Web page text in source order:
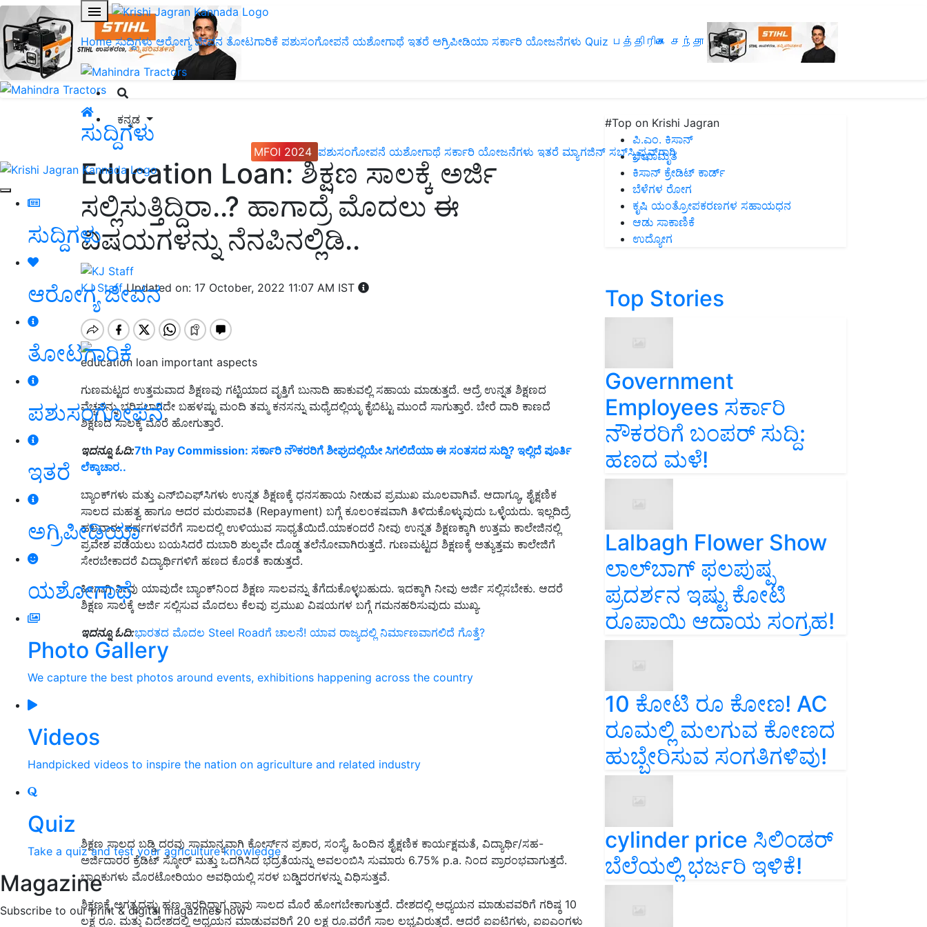
Home ಸುದ್ದಿಗಳು ಆರೋಗ್ಯ ಜೀವನ ತೋಟಗಾರಿಕೆ ಪಶುಸಂಗೋಪನೆ ಯಶೋಗಾಥೆ ಇತರೆ ಅಗ್ರಿಪೀಡಿಯಾ ಸರ್ಕಾರಿ ಯೋಜನೆಗಳು Quiz பத்திரிகை சந்தா
ಕನ್ನಡ
MFOI 2024 ಪಶುಸಂಗೋಪನೆ ಯಶೋಗಾಥೆ ಸರ್ಕಾರಿ ಯೋಜನೆಗಳು ಇತರೆ ಮ್ಯಾಗಜಿನ್‌ ಸಬ್‌ಸ್ಕ್ರಿಪ್ಷನ್‌ಗಾಗಿ
ಸುದ್ದಿಗಳು
ಆರೋಗ್ಯ ಜೀವನ
ತೋಟಗಾರಿಕೆ
ಪಶುಸಂಗೋಪನೆ
ಇತರೆ
ಅಗ್ರಿಪೀಡಿಯಾ
ಯಶೋಗಾಥೆ
Photo Gallery
We capture the best photos around events, exhibitions happening across the country
Videos
Handpicked videos to inspire the nation on agriculture and related industry
Quiz
Take a quiz and test your agriculture knowledge
Magazine
Subscribe to our print & digital magazines now
ಸುದ್ದಿಗಳು
Education Loan: ಶಿಕ್ಷಣ ಸಾಲಕ್ಕೆ ಅರ್ಜಿ
ಸಲ್ಲಿಸುತ್ತಿದ್ದಿರಾ..? ಹಾಗಾದ್ರೆ ಮೊದಲು ಈ
ವಿಷಯಗಳನ್ನು ನೆನಪಿನಲ್ಲಿಡಿ..
KJ StaffUpdated on: 17 October, 2022 11:07 AM IST
education loan important aspects
ಗುಣಮಟ್ಟದ ಉತ್ತಮವಾದ ಶಿಕ್ಷಣವು ಗಟ್ಟಿಯಾದ ವೃತ್ತಿಗೆ ಬುನಾದಿ ಹಾಕುವಲ್ಲಿ ಸಹಾಯ ಮಾಡುತ್ತದೆ. ಆದ್ರೆ ಉನ್ನತ ಶಿಕ್ಷಣದ
ವೆಚ್ಚವನ್ನು ಭರಿಸಲಾಗದೇ ಬಹಳಷ್ಟು ಮಂದಿ ತಮ್ಮ ಕನಸನ್ನು ಮಧ್ಯೆದಲ್ಲಿಯೃ ಕೈಬಿಟ್ಟು ಮುಂದೆ ಸಾಗುತ್ತಾರೆ. ಬೇರೆ ದಾರಿ ಕಾಣದೆ
ಶಿಕ್ಷಣದ ಸಾಲಕ್ಕೆ ಮೊರೆ ಹೋಗುತ್ತಾರೆ.
ಇದನ್ನೂ ಓದಿ:7th Pay Commission: ಸರ್ಕಾರಿ ನೌಕರರಿಗೆ ಶೀಘ್ರದಲ್ಲಿಯೇ ಸಿಗಲಿದೆಯಾ ಈ ಸಂತಸದ ಸುದ್ದಿ? ಇಲ್ಲಿದೆ ಪೂರ್ತಿ
ಲೆಕ್ಕಾಚಾರ..
ಬ್ಯಾಂಕ್‌ಗಳು ಮತ್ತು ಎನ್‌ಬಿಎಫ್‌ಸಿಗಳು ಉನ್ನತ ಶಿಕ್ಷಣಕ್ಕೆ ಧನಸಹಾಯ ನೀಡುವ ಪ್ರಮುಖ ಮೂಲವಾಗಿವೆ. ಆದಾಗ್ಯೂ, ಶೈಕ್ಷಣಿಕ
ಸಾಲದ ಮಹತ್ವ ಹಾಗೂ ಅದರ ಮರುಪಾವತಿ (Repayment) ಬಗ್ಗೆ ಕೂಲಂಕಷವಾಗಿ ತಿಳಿದುಕೊಳ್ಳುವುದು ಒಳ್ಳೆಯದು. ಇಲ್ಲದಿದ್ರೆ
ಹಲವಾರು ವರ್ಷಗಳವರೆಗೆ ಸಾಲದಲ್ಲಿ ಉಳಿಯುವ ಸಾಧ್ಯತೆಯಿದೆ.ಯಾಕಂದರೆ ನೀವು ಉನ್ನತ ಶಿಕ್ಷಣಕ್ಕಾಗಿ ಉತ್ತಮ ಕಾಲೇಜಿನಲ್ಲಿ
ಪ್ರವೇಶ ಪಡೆಯಲು ಬಯಸಿದರೆ ದುಬಾರಿ ಶುಲ್ಕವೇ ದೊಡ್ಡ ತಲೆನೋವಾಗಿರುತ್ತದೆ. ಗುಣಮಟ್ಟದ ಶಿಕ್ಷಣಕ್ಕೆ ಅತ್ಯುತ್ತಮ ಕಾಲೇಜಿಗೆ
ಸೇರಬೇಕಾದರೆ ವಿದ್ಯಾರ್ಥಿಗಳಿಗೆ ಹಣದ ಕೊರತೆ ಕಾಡುತ್ತದೆ.
ಹೀಗಾಗಿ ನೀವು ಯಾವುದೇ ಬ್ಯಾಂಕ್‌ನಿಂದ ಶಿಕ್ಷಣ ಸಾಲವನ್ನು ತೆಗೆದುಕೊಳ್ಳಬಹುದು. ಇದಕ್ಕಾಗಿ ನೀವು ಅರ್ಜಿ ಸಲ್ಲಿಸಬೇಕು. ಆದರೆ
ಶಿಕ್ಷಣ ಸಾಲಕ್ಕೆ ಅರ್ಜಿ ಸಲ್ಲಿಸುವ ಮೊದಲು ಕೆಲವು ಪ್ರಮುಖ ವಿಷಯಗಳ ಬಗ್ಗೆ ಗಮನಹರಿಸುವುದು ಮುಖ್ಯ.
ಇದನ್ನೂ ಓದಿ:ಭಾರತದ ಮೊದಲ Steel Roadಗೆ ಚಾಲನೆ! ಯಾವ ರಾಜ್ಯದಲ್ಲಿ ನಿರ್ಮಾಣವಾಗಲಿದೆ ಗೊತ್ತೆ?
ಶಿಕ್ಷಣ ಸಾಲದ ಬಡ್ಡಿ ದರವು ಸಾಮಾನ್ಯವಾಗಿ ಕೋರ್ಸ್‌ನ ಪ್ರಕಾರ, ಸಂಸ್ಥೆ, ಹಿಂದಿನ ಶೈಕ್ಷಣಿಕ ಕಾರ್ಯಕ್ಷಮತೆ, ವಿದ್ಯಾರ್ಥಿ/ಸಹ-
ಅರ್ಜಿದಾರರ ಕ್ರೆಡಿಟ್ ಸ್ಕೋರ್ ಮತ್ತು ಒದಗಿಸಿದ ಭದ್ರತೆಯನ್ನು ಅವಲಂಬಿಸಿ ಸುಮಾರು 6.75% p.a. ನಿಂದ ಪ್ರಾರಂಭವಾಗುತ್ತದೆ.
ಬ್ಯಾಂಕುಗಳು ಮೊರಟೋರಿಯಂ ಅವಧಿಯಲ್ಲಿ ಸರಳ ಬಡ್ಡಿದರಗಳನ್ನು ವಿಧಿಸುತ್ತವೆ.‌
ಶಿಕ್ಷಣಕ್ಕೆ ಅಗತ್ಯದಷ್ಟು ಹಣ ಇರದಿದ್ದಾಗ ನಾವು ಸಾಲದ ಮೊರೆ ಹೋಗಬೇಕಾಗುತ್ತದೆ. ದೇಶದಲ್ಲಿ ಅಧ್ಯಯನ ಮಾಡುವವರಿಗೆ ಗರಿಷ್ಠ 10
ಲಕ್ಷ ರೂ. ಮತ್ತು ವಿದೇಶದಲ್ಲಿ ಅಧ್ಯಯನ ಮಾಡುವವರಿಗೆ 20 ಲಕ್ಷ ರೂ.ವರೆಗೆ ಸಾಲ ಲಭ್ಯವಿರುತ್ತದೆ. ಆದರೆ ಐಐಟಿಗಳು, ಐಐಎಂಗಳು
#Top on Krishi Jagran
ಪಿ.ಎಂ. ಕಿಸಾನ್
ಜೀವಾಮೃತ
ಕಿಸಾನ್ ಕ್ರೇಡಿಟ್ ಕಾರ್ಡ್
ಬೆಳೆಗಳ ರೋಗ
ಕೃಷಿ ಯಂತ್ರೋಪಕರಣಗಳ ಸಹಾಯಧನ
ಆಡು ಸಾಕಾಣಿಕೆ
ಉದ್ಯೋಗ
Top Stories
Government
Employees ಸರ್ಕಾರಿ
ನೌಕರರಿಗೆ ಬಂಪರ್‌ ಸುದ್ದಿ:
ಹಣದ ಮಳೆ!
Lalbagh Flower Show
ಲಾಲ್‌ಬಾಗ್ ಫಲಪುಷ್ಪ
ಪ್ರದರ್ಶನ ಇಷ್ಟು ಕೋಟಿ
ರೂಪಾಯಿ ಆದಾಯ ಸಂಗ್ರಹ!
10 ಕೋಟಿ ರೂ ಕೋಣ! AC
ರೂಮಲ್ಲಿ ಮಲಗುವ ಕೋಣದ
ಹುಬ್ಬೇರಿಸುವ ಸಂಗತಿಗಳಿವು!
cylinder price ಸಿಲಿಂಡರ್‌
ಬೆಲೆಯಲ್ಲಿ ಭರ್ಜರಿ ಇಳಿಕೆ!